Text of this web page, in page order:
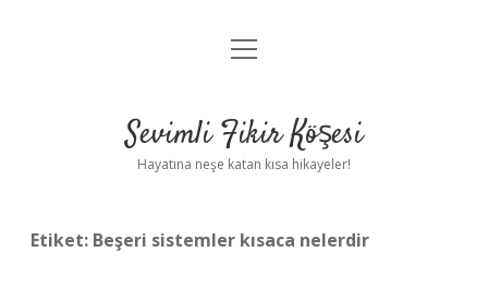
Anasayfa
Yasal Uyarı
menüyü
Sevimli Fikir Köşesi
Hayatına neşe katan kısa hikayeler!
Etiket: Beşeri sistemler kısaca nelerdir